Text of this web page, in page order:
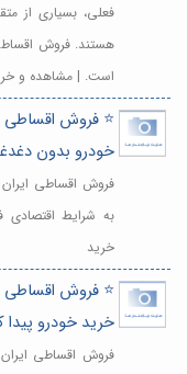
فعلی، بسیاری از
هستند. فروش
است. | مشاهده و
⭐️ فروش اقساطی
خودرو بدون
فروش اقساطی
به شرایط اقتصادی
خرید
⭐️ فروش اقساطی
خرید خودرو پیدا
فروش اقساطی